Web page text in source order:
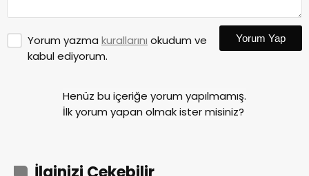
Yorum yazma kurallarını okudum ve
kabul ediyorum.
Yorum Yap
Henüz bu içeriğe yorum yapılmamış.
İlk yorum yapan olmak ister misiniz?